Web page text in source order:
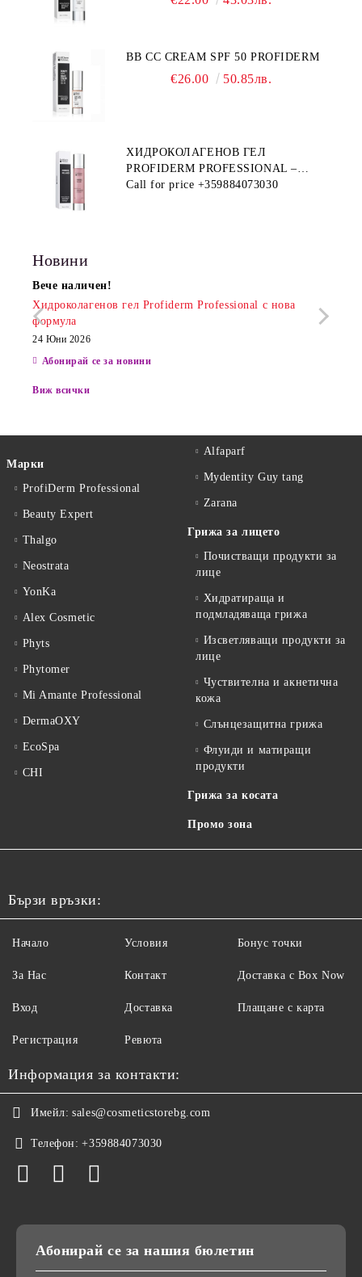
BB CC CREAM SPF 50 PROFIDERM
€26.00 50.85лв.
ХИДРОКОЛАГЕНОВ ГЕЛ
PROFIDERM PROFESSIONAL –
ПРОДУКТ ЗА ДЪЛБОКА
Call for price +359884073030
Новини
Вече наличен!
Хидроколагенов гел Profiderm Professional с нова
формула
24 Юни 2026
Абонирай се за новини
Виж всички
Марки
ProfiDerm Professional
Beauty Expert
Thalgo
Neostrata
YonKa
Alex Cosmetic
Phyts
Phytomer
Mi Amante Professional
DermaOXY
EcoSpa
CHI
Alfaparf
Mydentity Guy tang
Zarana
Грижа за лицето
Почистващи продукти за
лице
Хидратираща и
подмладяваща грижа
Изсветляващи продукти за
лице
Чуствителна и акнетична
кожа
Слънцезащитна грижа
Флуиди и матиращи
продукти
Грижа за косата
Промо зона
Бързи връзки:
Начало
За Нас
Вход
Регистрация
Условия
Контакт
Доставка
Ревюта
Бонус точки
Доставка с Box Now
Плащане с карта
Информация за контакти:
Имейл: sales@cosmeticstorebg.com
Телефон: +359884073030
Абонирай се за нашия бюлетин